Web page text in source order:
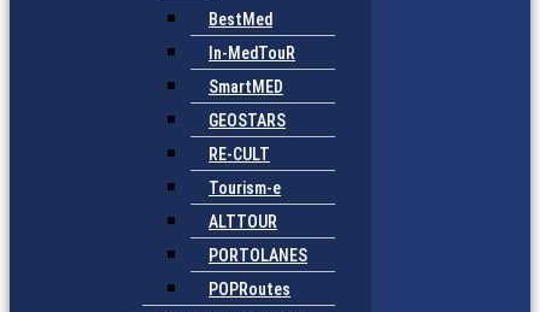
BestMed
In-MedTouR
SmartMED
GEOSTARS
RE-CULT
Tourism-e
ALTTOUR
PORTOLANES
POPRoutes